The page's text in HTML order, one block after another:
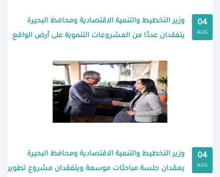
04
AUG
وزير التخطيط والتنمية الاقتصادية ومحافظ البحيرة
يتفقدان عددًا من المشروعات التنموية على أرض الواقع
04
AUG
وزير التخطيط والتنمية الاقتصادية ومحافظ البحيرة
يعقدان جلسة مباحثات موسعة ويتفقدان مشروع تطوير